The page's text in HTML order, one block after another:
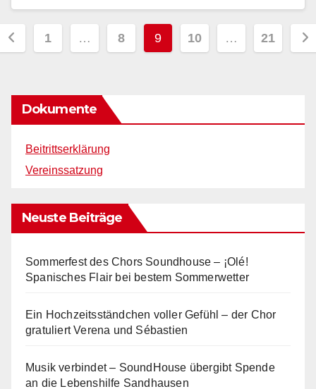
1 … 8 9 10 … 21
Dokumente
Beitrittserklärung
Vereinssatzung
Neuste Beiträge
Sommerfest des Chors Soundhouse – ¡Olé!
Spanisches Flair bei bestem Sommerwetter
Ein Hochzeitsständchen voller Gefühl – der Chor
gratuliert Verena und Sébastien
Musik verbindet – SoundHouse übergibt Spende
an die Lebenshilfe Sandhausen